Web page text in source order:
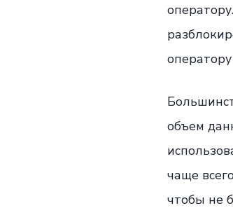
объем
чаще
чтобы не